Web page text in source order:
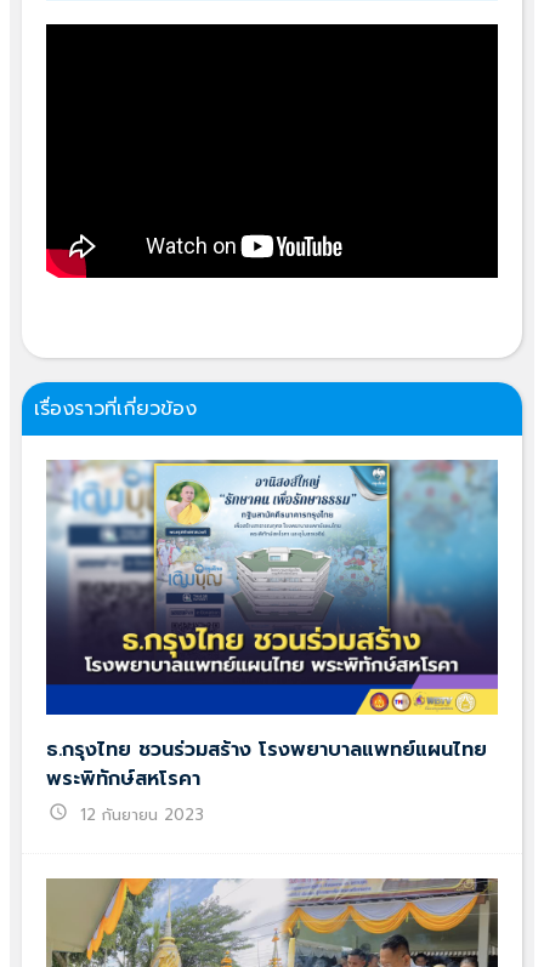
เรื่องราวที่เกี่ยวข้อง
ธ.กรุงไทย ชวนร่วมสร้าง โรงพยาบาลแพทย์แผนไทย
พระพิทักษ์สหโรคา
schedule 12 กันยายน 2023